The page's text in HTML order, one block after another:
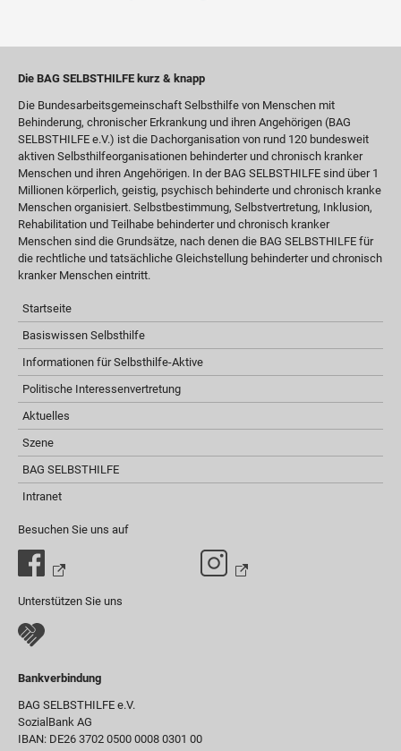
Die BAG SELBSTHILFE kurz & knapp
Die Bundesarbeitsgemeinschaft Selbsthilfe von Menschen mit
Behinderung, chronischer Erkrankung und ihren Angehörigen (BAG
SELBSTHILFE e.V.) ist die Dachorganisation von rund 120 bundesweit
aktiven Selbsthilfeorganisationen behinderter und chronisch kranker
Menschen und ihren Angehörigen. In der BAG SELBSTHILFE sind über 1
Millionen körperlich, geistig, psychisch behinderte und chronisch kranke
Menschen organisiert. Selbstbestimmung, Selbstvertretung, Inklusion,
Rehabilitation und Teilhabe behinderter und chronisch kranker
Menschen sind die Grundsätze, nach denen die BAG SELBSTHILFE für
die rechtliche und tatsächliche Gleichstellung behinderter und chronisch
kranker Menschen eintritt.
Startseite
Basiswissen Selbsthilfe
Informationen für Selbsthilfe-Aktive
Politische Interessenvertretung
Aktuelles
Szene
BAG SELBSTHILFE
Intranet
Besuchen Sie uns auf
Unterstützen Sie uns
Bankverbindung
BAG SELBSTHILFE e.V.
SozialBank AG
IBAN: DE26 3702 0500 0008 0301 00